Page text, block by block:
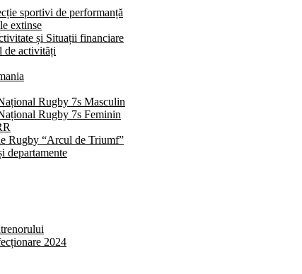
sportivi de performanță
extinse
și Situații financiare
de activități
Rugby 7s Masculin
Rugby 7s Feminin
Rugby “Arcul de Triumf”
departamente
2024